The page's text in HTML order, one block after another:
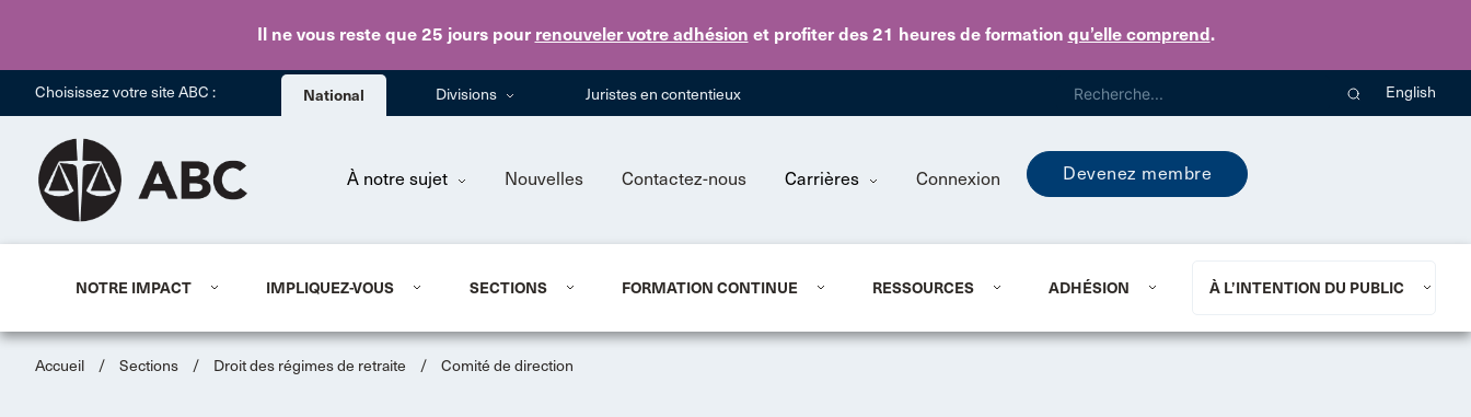
Il ne vous reste que 25 jourspour renouveler votre adhésion et profiter des 21 heures de formation qu’elle comprend.
Skip to main content
Choisissez votre site ABC : National Divisions Juristes en contentieux English
À notre sujet Nouvelles Contactez-nous Carrières Connexion Devenez membre
NOTRE IMPACT IMPLIQUEZ-VOUS SECTIONS FORMATION CONTINUE RESSOURCES ADHÉSION À L’INTENTION DU PUBLIC
Accueil / Sections / Droit des régimes de retraite / Comité de direction